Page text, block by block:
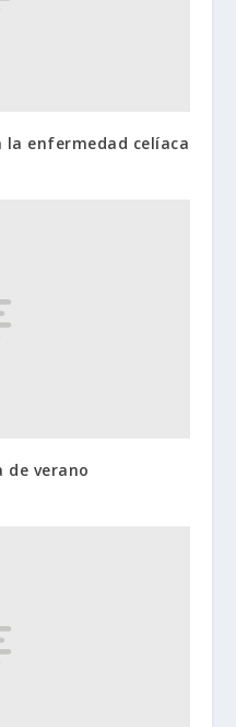
enfermedad celíaca
de verano